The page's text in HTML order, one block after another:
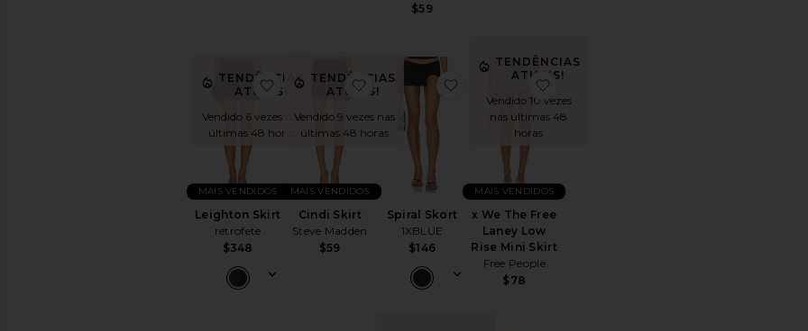
$59
TENDÊNCIAS
ATUAIS!
Vendido 6 vezes nas
últimas 48 horas
Leighton Skirt
retrofete
$348
MAIS VENDIDOS
favoritoLeighton Skirt
TENDÊNCIAS
ATUAIS!
Vendido 9 vezes nas
últimas 48 horas
Cindi Skirt
Steve Madden
$59
MAIS VENDIDOS
favoritoCindi Skirt
Spiral Skort
1XBLUE
$146
favoritoSpiral Skort
TENDÊNCIAS
ATUAIS!
Vendido 10 vezes
nas últimas 48
horas
x We The Free
Laney Low
Rise Mini Skirt
Free People
$78
MAIS VENDIDOS
favoritox We The Free Laney Low Rise